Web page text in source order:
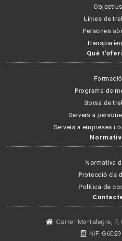
Objectius
Línies de
Persones
Què
Formació
Programa de
Borsa de
Serveis a
Serveis a empreses i
Normativa
Protecció de
Política de
Carrer Montalegre, 7,
NIF.